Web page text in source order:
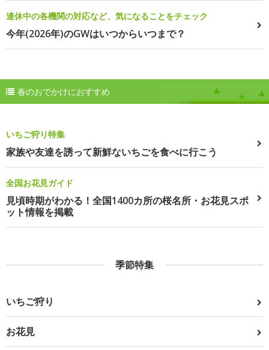
連休中の各機関の対応など、気になることをチェック
今年(2026年)のGWはいつからいつまで？
春のおでかけにおすすめ
いちご狩り特集
家族や友達を誘って新鮮ないちごを食べに行こう
全国お花見ガイド
見頃時期がわかる！全国1400カ所の桜名所・お花見スポ
ット情報を掲載
季節特集
いちご狩り
お花見